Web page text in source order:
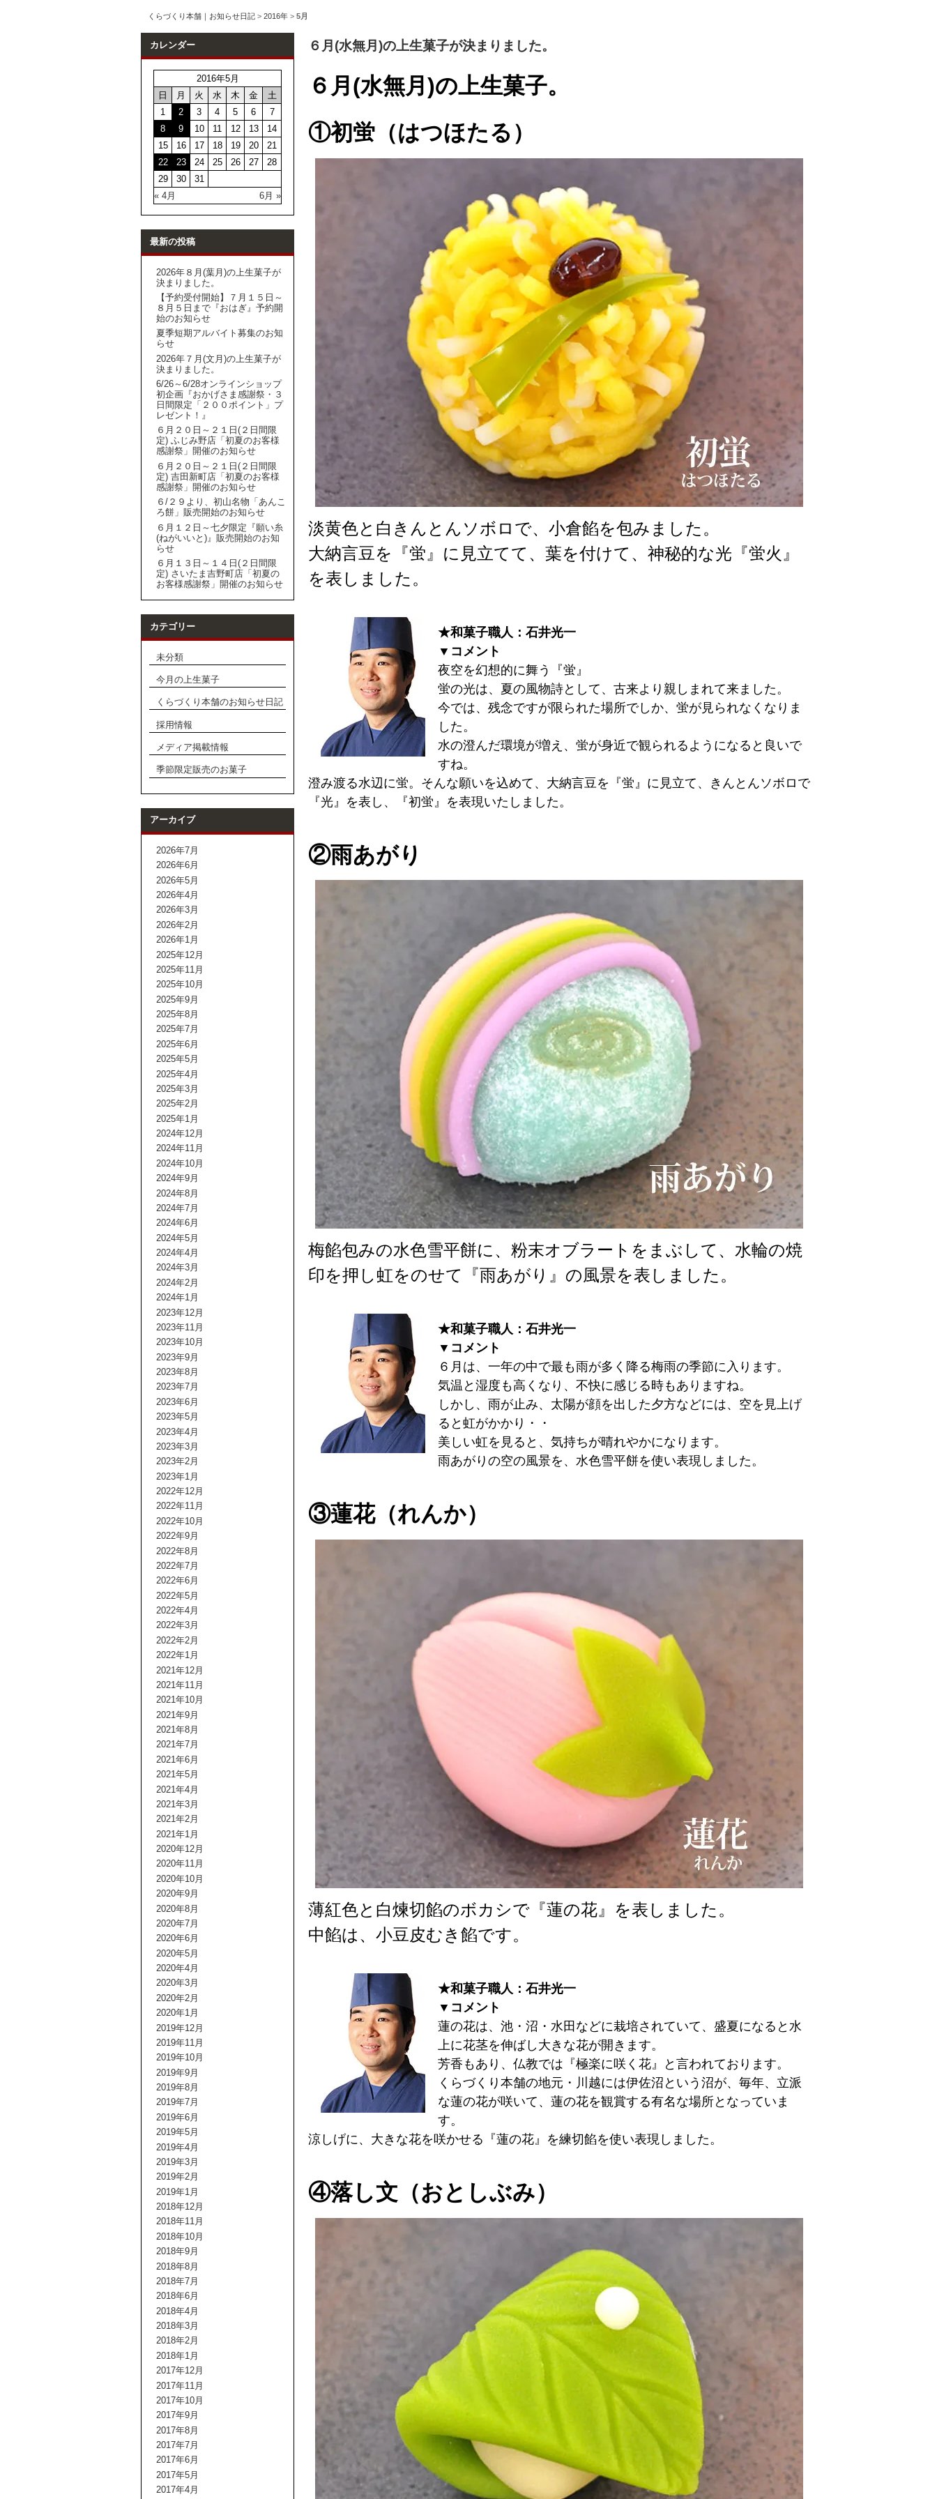
くらづくり本舗｜お知らせ日記 > 2016年 > 5月
カレンダー
2016年5月
日
月 火 水 木 金 土
« 4月 6月 »
1 2 3 4 5 6
7
8
9 10 11 12 13
14
15
16 17 18 19 20
21
22
23 24 25 26 27
28
29
30 31
最新の投稿
2026年８月(葉月)の上生菓子が
決まりました。
【予約受付開始】７月１５日～
８月５日まで『おはぎ』予約開
始のお知らせ
夏季短期アルバイト募集のお知
らせ
2026年７月(文月)の上生菓子が
決まりました。
6/26～6/28オンラインショップ
初企画『おかげさま感謝祭・３
日間限定「２００ポイント」プ
レゼント！』
６月２０日～２１日(２日間限
定) ふじみ野店「初夏のお客様
感謝祭」開催のお知らせ
６月２０日～２１日(２日間限
定) 吉田新町店「初夏のお客様
感謝祭」開催のお知らせ
６/２９より、初山名物「あんこ
ろ餅」販売開始のお知らせ
６月１２日～七夕限定『願い糸
(ねがいいと)』販売開始のお知
らせ
６月１３日～１４日(２日間限
定) さいたま吉野町店「初夏の
お客様感謝祭」開催のお知らせ
カテゴリー
未分類
今月の上生菓子
くらづくり本舗のお知らせ日記
採用情報
メディア掲載情報
季節限定販売のお菓子
アーカイブ
2026年7月
2026年6月
2026年5月
2026年4月
2026年3月
2026年2月
2026年1月
2025年12月
2025年11月
2025年10月
2025年9月
2025年8月
2025年7月
2025年6月
2025年5月
2025年4月
2025年3月
2025年2月
2025年1月
2024年12月
2024年11月
2024年10月
2024年9月
2024年8月
2024年7月
2024年6月
2024年5月
2024年4月
2024年3月
2024年2月
2024年1月
2023年12月
2023年11月
2023年10月
2023年9月
2023年8月
2023年7月
2023年6月
2023年5月
2023年4月
2023年3月
2023年2月
2023年1月
2022年12月
2022年11月
2022年10月
2022年9月
2022年8月
2022年7月
2022年6月
2022年5月
2022年4月
2022年3月
2022年2月
2022年1月
2021年12月
2021年11月
2021年10月
2021年9月
2021年8月
2021年7月
2021年6月
2021年5月
2021年4月
2021年3月
2021年2月
2021年1月
2020年12月
2020年11月
2020年10月
2020年9月
2020年8月
2020年7月
2020年6月
2020年5月
2020年4月
2020年3月
2020年2月
2020年1月
2019年12月
2019年11月
2019年10月
2019年9月
2019年8月
2019年7月
2019年6月
2019年5月
2019年4月
2019年3月
2019年2月
2019年1月
2018年12月
2018年11月
2018年10月
2018年9月
2018年8月
2018年7月
2018年6月
2018年4月
2018年3月
2018年2月
2018年1月
2017年12月
2017年11月
2017年10月
2017年9月
2017年8月
2017年7月
2017年6月
2017年5月
2017年4月
６月(水無月)の上生菓子が決まりました。
６月(水無月)の上生菓子。
①初蛍（はつほたる）
淡黄色と白きんとんソボロで、小倉餡を包みました。
大納言豆を『蛍』に見立てて、葉を付けて、神秘的な光『蛍火』
を表しました。
★和菓子職人：石井光一
▼コメント
夜空を幻想的に舞う『蛍』
蛍の光は、夏の風物詩として、古来より親しまれて来ました。
今では、残念ですが限られた場所でしか、蛍が見られなくなりま
した。
水の澄んだ環境が増え、蛍が身近で観られるようになると良いで
すね。
澄み渡る水辺に蛍。そんな願いを込めて、大納言豆を『蛍』に見立て、きんとんソボロで
『光』を表し、『初蛍』を表現いたしました。
②雨あがり
梅餡包みの水色雪平餅に、粉末オブラートをまぶして、水輪の焼
印を押し虹をのせて『雨あがり』の風景を表しました。
★和菓子職人：石井光一
▼コメント
６月は、一年の中で最も雨が多く降る梅雨の季節に入ります。
気温と湿度も高くなり、不快に感じる時もありますね。
しかし、雨が止み、太陽が顔を出した夕方などには、空を見上げ
ると虹がかかり・・
美しい虹を見ると、気持ちが晴れやかになります。
雨あがりの空の風景を、水色雪平餅を使い表現しました。
③蓮花（れんか）
薄紅色と白煉切餡のボカシで『蓮の花』を表しました。
中餡は、小豆皮むき餡です。
★和菓子職人：石井光一
▼コメント
蓮の花は、池・沼・水田などに栽培されていて、盛夏になると水
上に花茎を伸ばし大きな花が開きます。
芳香もあり、仏教では『極楽に咲く花』と言われております。
くらづくり本舗の地元・川越には伊佐沼という沼が、毎年、立派
な蓮の花が咲いて、蓮の花を観賞する有名な場所となっていま
す。
涼しげに、大きな花を咲かせる『蓮の花』を練切餡を使い表現しました。
④落し文（おとしぶみ）